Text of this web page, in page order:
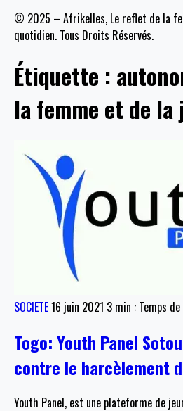
© 2025 – Afrikelles, Le reflet de la
quotidien. Tous Droits Réservés.
Étiquette :
la femme et de
SOCIETE16 juin 2021 3 min : Temps
Togo: Youth Panel
contre le harcèlement
Youth Panel, est une plateforme de